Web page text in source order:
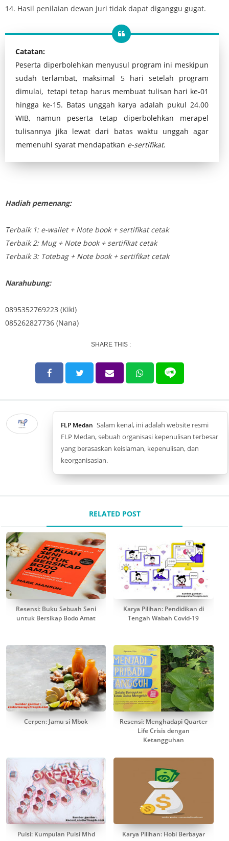
14. Hasil penilaian dewan juri tidak dapat diganggu gugat.
Catatan:
Peserta diperbolehkan menyusul program ini meskipun
sudah terlambat, maksimal 5 hari setelah program
dimulai, tetapi tetap harus membuat tulisan hari ke-01
hingga ke-15. Batas unggah karya adalah pukul 24.00
WIB, namun peserta tetap diperbolehkan merapel
tulisannya jika lewat dari batas waktu unggah agar
memenuhi syarat mendapatkan e-sertifikat.
Hadiah pemenang:
Terbaik 1: e-wallet + Note book + sertifikat cetak
Terbaik 2: Mug + Note book + sertifikat cetak
Terbaik 3: Totebag + Note book + sertifikat cetak
Narahubung:
0895352769223 (Kiki)
085262827736 (Nana)
SHARE THIS :
FLP Medan Salam kenal, ini adalah website resmi
FLP Medan, sebuah organisasi kepenulisan terbesar
yang berasaskan keislaman, kepenulisan, dan
keorganisasian.
RELATED POST
Resensi: Buku Sebuah Seni
untuk Bersikap Bodo Amat
Karya Pilihan: Pendidikan di
Tengah Wabah Covid-19
Cerpen: Jamu si Mbok
Resensi: Menghadapi Quarter
Life Crisis dengan
Ketangguhan
Puisi: Kumpulan Puisi Mhd
Karya Pilihan: Hobi Berbayar